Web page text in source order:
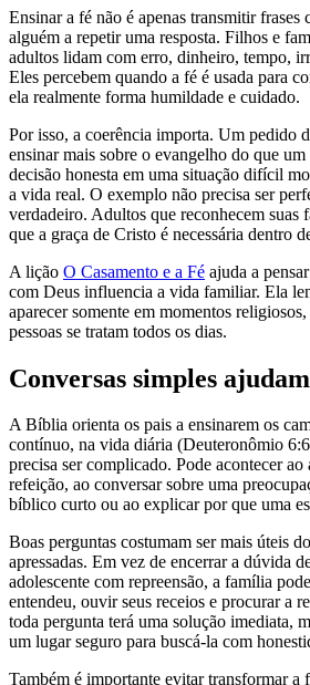
Ensinar a fé não é apenas transmitir frases
alguém a repetir uma resposta. Filhos e
adultos lidam com erro, dinheiro, tempo,
Eles percebem quando a fé é usada para
ela realmente forma humildade e cuidado.
Por isso, a coerência importa. Um pedido
ensinar mais sobre o evangelho do que
decisão honesta em uma situação difícil
a vida real. O exemplo não precisa ser
verdadeiro. Adultos que reconhecem suas
que a graça de Cristo é necessária dentro
A lição O Casamento e a Fé ajuda a
com Deus influencia a vida familiar. Ela
aparecer somente em momentos
pessoas se tratam todos os dias.
Conversas simples
A Bíblia orienta os pais a ensinarem os
contínuo, na vida diária (Deuteronômio
precisa ser complicado. Pode acontecer ao
refeição, ao conversar sobre uma
bíblico curto ou ao explicar por que uma
Boas perguntas costumam ser mais úteis
apressadas. Em vez de encerrar a dúvida
adolescente com repreensão, a família
entendeu, ouvir seus receios e procurar a
toda pergunta terá uma solução imediata,
um lugar seguro para buscá-la com
Também é importante evitar transformar a